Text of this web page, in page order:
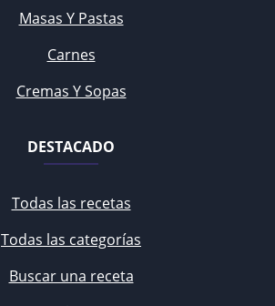
Masas Y Pastas
Carnes
Cremas Y Sopas
DESTACADO
Todas las recetas
Todas las categorías
Buscar una receta